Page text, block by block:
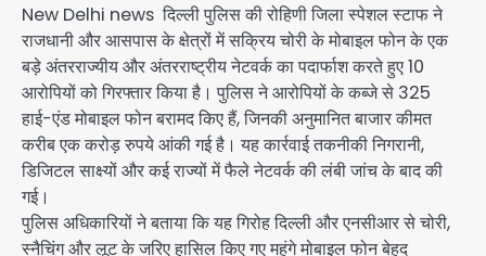
New Delhi news दिल्ली पुलिस की रोहिणी जिला स्पेशल स्टाफ ने
राजधानी और आसपास के क्षेत्रों में सक्रिय चोरी के मोबाइल फोन के एक
बड़े अंतरराज्यीय और अंतरराष्ट्रीय नेटवर्क का पदार्फाश करते हुए 10
आरोपियों को गिरफ्तार किया है। पुलिस ने आरोपियों के कब्जे से 325
हाई-एंड मोबाइल फोन बरामद किए हैं, जिनकी अनुमानित बाजार कीमत
करीब एक करोड़ रुपये आंकी गई है। यह कार्रवाई तकनीकी निगरानी,
डिजिटल साक्ष्यों और कई राज्यों में फैले नेटवर्क की लंबी जांच के बाद की
गई।
पुलिस अधिकारियों ने बताया कि यह गिरोह दिल्ली और एनसीआर से चोरी,
स्नैचिंग और लूट के जरिए हासिल किए गए महंगे मोबाइल फोन बेहद